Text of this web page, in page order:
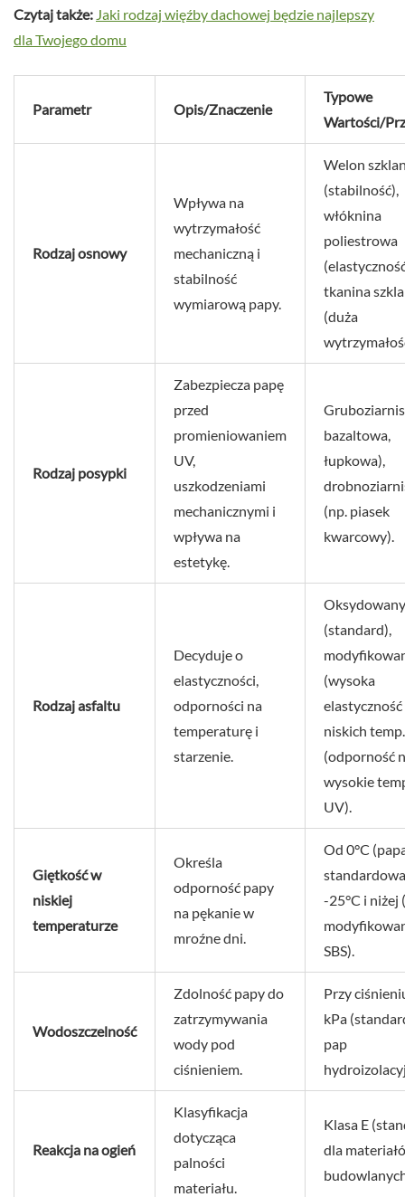
Czytaj także: Jaki rodzaj więźby dachowej będzie najlepszy
dla Twojego domu
Parametr Opis/Znaczenie
Typowe
Wartości/
Rodzaj osnowy
Wpływa na
wytrzymałość
mechaniczną i
stabilność
wymiarową papy.
Welon
(stabilność),
włóknina
poliestrowa
tkanina
(duża
Rodzaj posypki
Zabezpiecza papę
przed
promieniowaniem
UV,
uszkodzeniami
mechanicznymi i
wpływa na
estetykę.
bazaltowa,
łupkowa),
(np. piasek
kwarcowy).
Rodzaj asfaltu
Decyduje o
elastyczności,
odporności na
temperaturę i
starzenie.
Oksydowany
(standard),
(wysoka
niskich
(odporność
wysokie
UV).
Giętkość w
niskiej
temperaturze
Określa
odporność papy
na pękanie w
mroźne dni.
Od 0°C
-25°C i niżej
SBS).
Wodoszczelność
Zdolność papy do
zatrzymywania
wody pod
ciśnieniem.
Przy
kPa
pap
Reakcja na ogień
Klasyfikacja
dotycząca
palności
materiału.
Klasa E
dla